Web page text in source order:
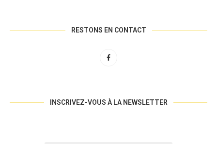
RESTONS EN CONTACT
INSCRIVEZ-VOUS À LA NEWSLETTER